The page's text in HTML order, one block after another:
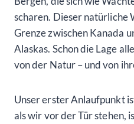
scharen. Dieser natürliche
Grenze zwischen Kanada
Alaskas. Schon die Lage
von der Natur – und von
Unser erster Anlaufpunkt
als wir vor der Tür stehen,